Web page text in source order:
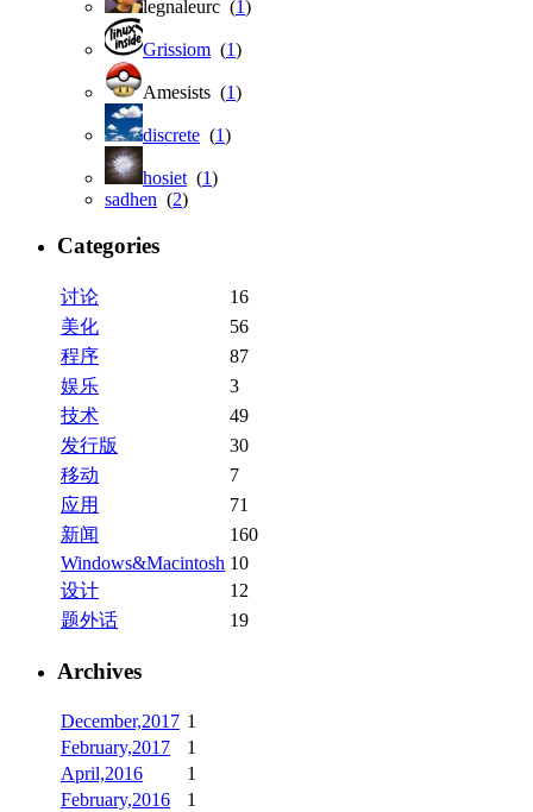
legnaleurc (1)
Grissiom (1)
Amesists (1)
discrete (1)
hosiet (1)
sadhen (2)
Categories
讨论
16
美化
56
程序
87
娱乐
3
技术
49
发行版
30
移动
7
应用
71
新闻
160
Windows&Macintosh 10
设计
12
题外话
19
Archives
December,2017 1
February,2017
1
April,2016
1
February,2016
1